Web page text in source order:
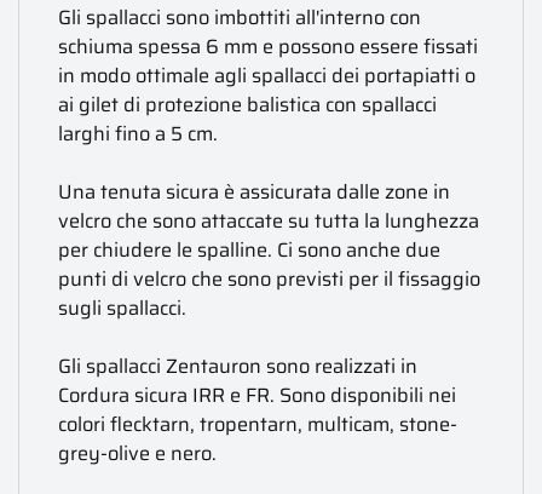
Gli spallacci sono imbottiti all'interno con
schiuma spessa 6 mm e possono essere fissati
in modo ottimale agli spallacci dei portapiatti o
ai gilet di protezione balistica con spallacci
larghi fino a 5 cm.
Una tenuta sicura è assicurata dalle zone in
velcro che sono attaccate su tutta la lunghezza
per chiudere le spalline. Ci sono anche due
punti di velcro che sono previsti per il fissaggio
sugli spallacci.
Gli spallacci Zentauron sono realizzati in
Cordura sicura IRR e FR. Sono disponibili nei
colori flecktarn, tropentarn, multicam, stone-
grey-olive e nero.